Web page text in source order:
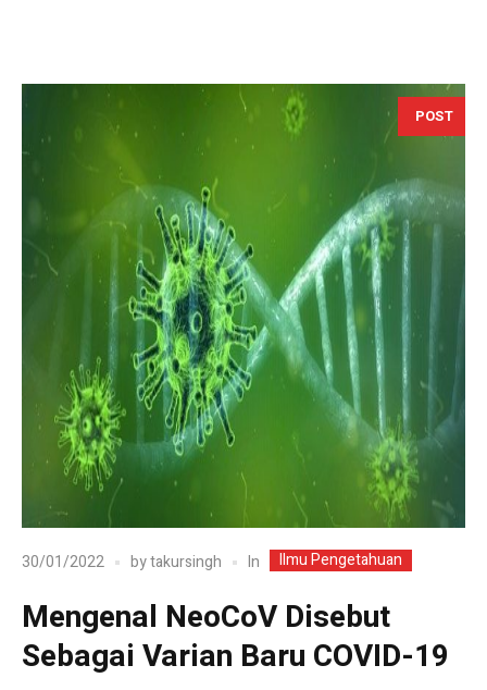
POST
30/01/2022 bytakursingh In Ilmu Pengetahuan
Mengenal NeoCoV Disebut
Sebagai Varian Baru COVID-19